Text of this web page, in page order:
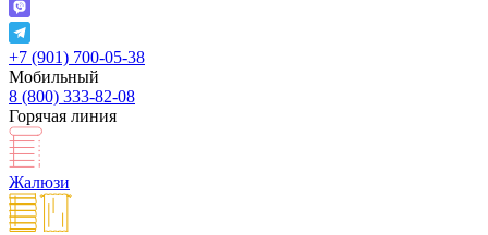
+7 (901) 700-05-38
Мобильный
8 (800) 333-82-08
Горячая линия
Жалюзи